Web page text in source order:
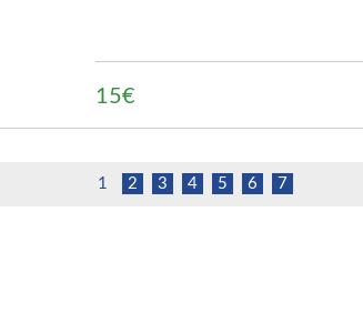
15€
1 2 3 4 5 6 7